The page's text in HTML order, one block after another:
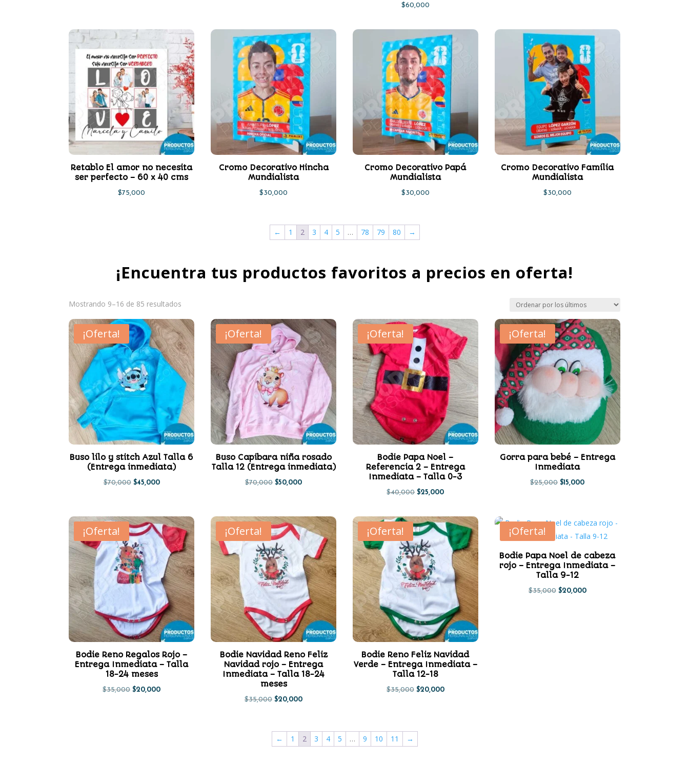
$60,000
Retablo El amor no necesita
ser perfecto – 60 x 40 cms
$75,000
Cromo Decorativo Hincha
Mundialista
$30,000
Cromo Decorativo Papá
Mundialista
$30,000
Cromo Decorativo Familia
Mundialista
$30,000
← 1 2 3 4 5 … 78 79 80 →
¡Encuentra tus productos favoritos a precios en oferta!
Mostrando 9–16 de 85 resultados
los
últimos
¡Oferta!
Buso lilo y stitch Azul Talla 6
(Entrega inmediata)
$70,000 El
era:
$70,000.
$45,000El
es:
$45,000.
¡Oferta!
Buso Capibara niña rosado
Talla 12 (Entrega inmediata)
$70,000 El
era:
$70,000.
$50,000El
es:
$50,000.
¡Oferta!
Bodie Papa Noel –
Referencia 2 – Entrega
Inmediata – Talla 0-3
$40,000 El
original
era:
$40,000.
$25,000El
actual
es:
$25,000.
¡Oferta!
Gorra para bebé – Entrega
Inmediata
$25,000 El
era:
$25,000.
$15,000El
es:
$15,000.
¡Oferta!
Bodie Reno Regalos Rojo –
Entrega Inmediata – Talla
18-24 meses
$35,000 El
$20,000El
¡Oferta!
Bodie Navidad Reno Feliz
Navidad rojo – Entrega
Inmediata – Talla 18-24
meses
$35,000 El
era:
$20,000El
es:
¡Oferta!
Bodie Reno Feliz Navidad
Verde – Entrega Inmediata –
Talla 12-18
$35,000 El
era:
$35,000.
$20,000El
¡Oferta!
Bodie Papa Noel de cabeza
rojo – Entrega Inmediata –
Talla 9-12
$35,000 El
$20,000El
← 1 2 3 4 5 … 9 10 11 →